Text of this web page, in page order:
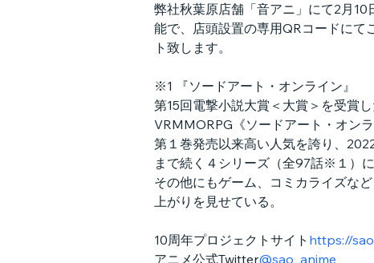
弊社秋葉原店舗「音アニ」にて2月
能で、店頭設置の専用QRコードに
ト致します。
※1 『ソードアート・オンライン』
第15回電撃小説大賞＜大賞＞を受賞
VRMMORPG《ソードアート・オン
第１巻発売以来高い人気を誇り、
まで続く４シリーズ（全97話※１）
その他にもゲーム、コミカライズな
上がりを見せている。
10周年プロジェクトサイト https://
アニメ公式Twitter@sao_anime